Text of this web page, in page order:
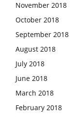
November 2018
October 2018
September 2018
August 2018
July 2018
June 2018
March 2018
February 2018